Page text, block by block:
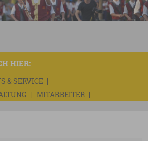
HIER:
& SERVICE
MITARBEITER